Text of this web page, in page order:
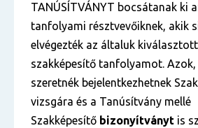
TANÚSÍTVÁNYT bocsátanak ki
tanfolyami résztvevőiknek, akik
elvégezték az általuk kiválasztott
szakképesítő tanfolyamot. Azok,
szeretnék bejelentkezhetnek
vizsgára és a Tanúsítvány mellé
Szakképesítő bizonyítványt is